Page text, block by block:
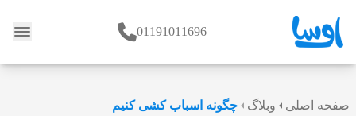
وبلاگ 01191011696
صفحه اصلی وبلاگ چگونه اسباب کشی کنیم